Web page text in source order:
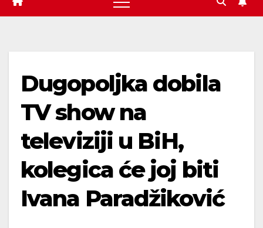
Dugopoljka dobila
TV show na
televiziji u BiH,
kolegica će joj biti
Ivana Paradžiković